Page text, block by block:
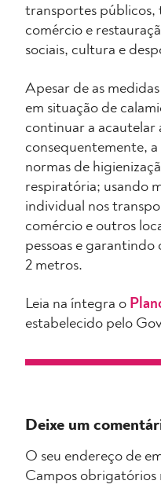
transportes públicos,
comércio e
sociais, cultura e
Apesar de as
em situação de
continuar a acautelar
consequentemente,
normas de
respiratória; usando
individual nos
comércio e outros
pessoas e
2 metros.
Leia na íntegra o
estabelecido pelo
Deixe um
O seu endereço de
Campos obrigatórios